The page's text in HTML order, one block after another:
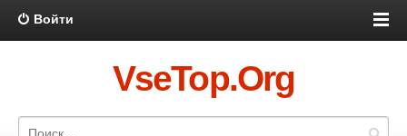
Войти
VseTop.Org